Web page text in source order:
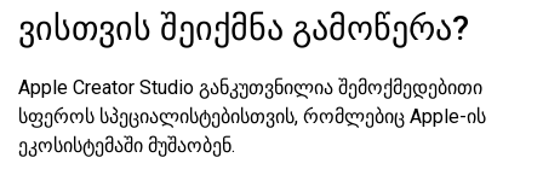
ვისთვის შეიქმნა გამოწერა?
Apple Creator Studio განკუთვნილია შემოქმედებითი
სფეროს სპეციალისტებისთვის, რომლებიც Apple-ის
ეკოსისტემაში მუშაობენ.